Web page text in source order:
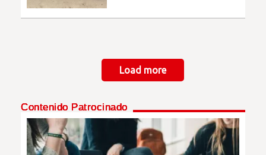
Load more
Contenido Patrocinado